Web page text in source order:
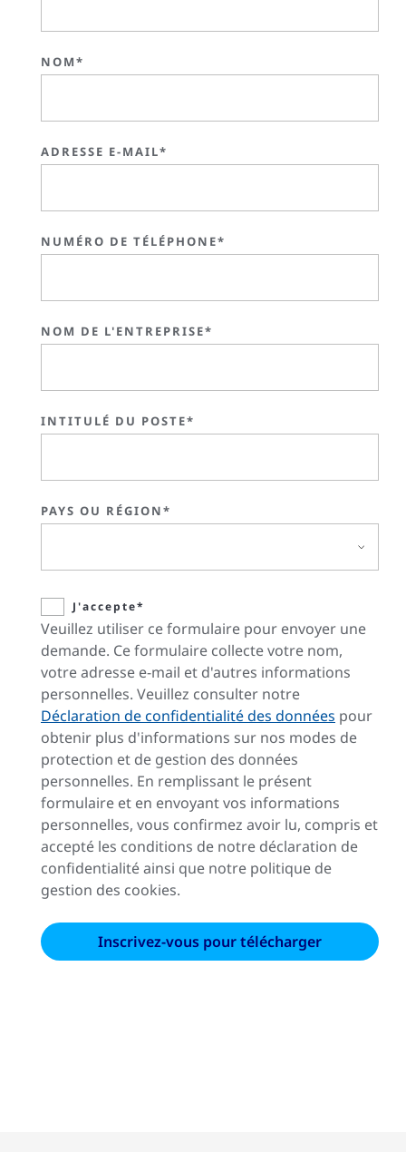
NOM*
ADRESSE E-MAIL*
NUMÉRO DE TÉLÉPHONE*
NOM DE L'ENTREPRISE*
INTITULÉ DU POSTE*
PAYS OU RÉGION*
J'accepte*
Veuillez utiliser ce formulaire pour envoyer une
demande. Ce formulaire collecte votre nom,
votre adresse e-mail et d'autres informations
personnelles. Veuillez consulter notre
Déclaration de confidentialité des données pour
obtenir plus d'informations sur nos modes de
protection et de gestion des données
personnelles. En remplissant le présent
formulaire et en envoyant vos informations
personnelles, vous confirmez avoir lu, compris et
accepté les conditions de notre déclaration de
confidentialité ainsi que notre politique de
gestion des cookies.